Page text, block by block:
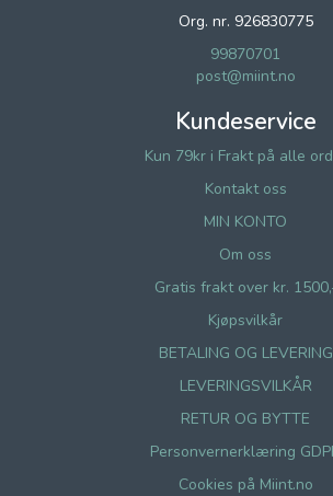
Org. nr. 926830775
99870701
post@miint.no
Kundeservice
Kun 79kr i Frakt på alle
Kontakt oss
MIN KONTO
Om oss
Gratis frakt over kr.
Kjøpsvilkår
BETALING OG LEVERING
LEVERINGSVILKÅR
RETUR OG BYTTE
Personvernerklæring
Cookies på Miint.no